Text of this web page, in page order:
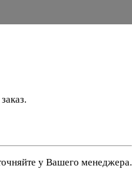
у Вашего менеджера.